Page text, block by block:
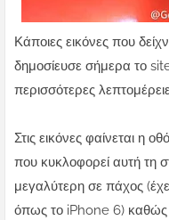
Κάποιες εικόνες που
δημοσίευσε σήμερα το
περισσότερες
Στις εικόνες φαίνεται η
που κυκλοφορεί αυτή τη
μεγαλύτερη σε πάχος
όπως το iPhone 6) καθώς